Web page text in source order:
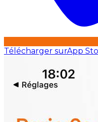
Télécharger surApp